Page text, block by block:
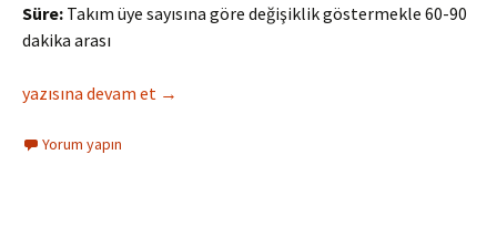
Süre: Takım üye sayısına göre değişiklik göstermekle 60-90
dakika arası
Sıcak Hava Balonu Retrospektif Tekniği
yazısına devam et →
Yorum yapın